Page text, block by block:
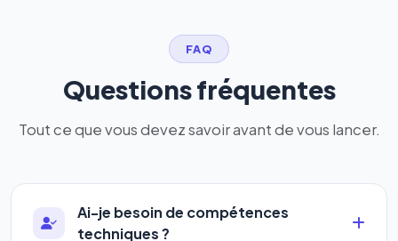
FAQ
Questions fréquentes
Tout ce que vous devez savoir avant de vous lancer.
Ai-je besoin de compétences
techniques ?